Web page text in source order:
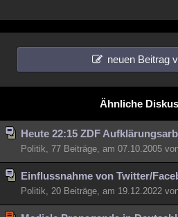
neuen Beitrag
Ähnliche
Heute 22:15 ZDF
Politik, 77 Beiträge, am 07.10.2005
Einflussnahme von Twitter/
Politik, 20 Beiträge, am 19.12.2022